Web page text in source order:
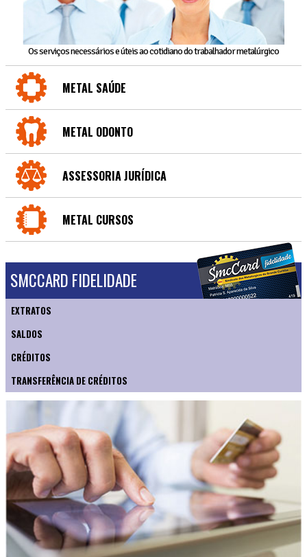
Os serviços necessários e úteis ao cotidiano do trabalhador metalúrgico
METAL SAÚDE
METAL ODONTO
ASSESSORIA JURÍDICA
METAL CURSOS
SMCCARD FIDELIDADE
EXTRATOS
SALDOS
CRÉDITOS
TRANSFERÊNCIA DE CRÉDITOS